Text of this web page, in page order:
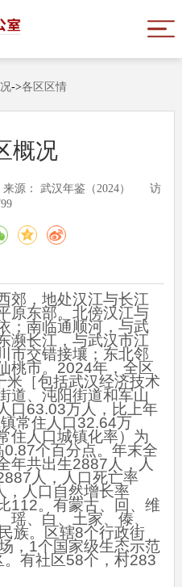
->各区区情
概况
来源： 武汉年鉴（2024）
访
郊，地处汉江与长江
原东部。北傍汉江与
；南临通顺河，与武
濒长江，与武汉市江
市交错接壤；东北邻
桃市。2024年，全区
米［包括武汉经济技术
道、沌阳街道和军山
口63.03万人，比上年
常住人口32.64万
住人口城镇化率）为
个百分点。年末全
年共出生2887人，人
人，人口死亡率
人口自然增长率
112。有蒙古、回、维
瑶、白、土家、傣、
族。区辖8个行政街
，1个国家级生态示范
有社区58个，村283